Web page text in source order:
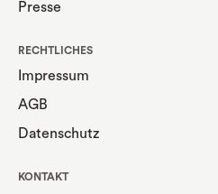
Presse
RECHTLICHES
Impressum
AGB
Datenschutz
KONTAKT